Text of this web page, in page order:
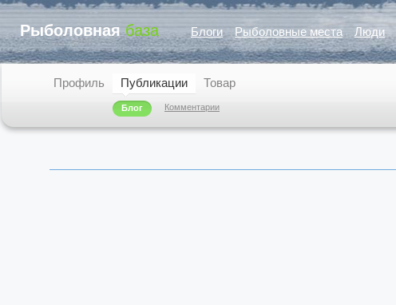
Рыболовнаябаза Блоги Рыболовные места Люди
Профиль Публикации
Блог Комментарии
Товар